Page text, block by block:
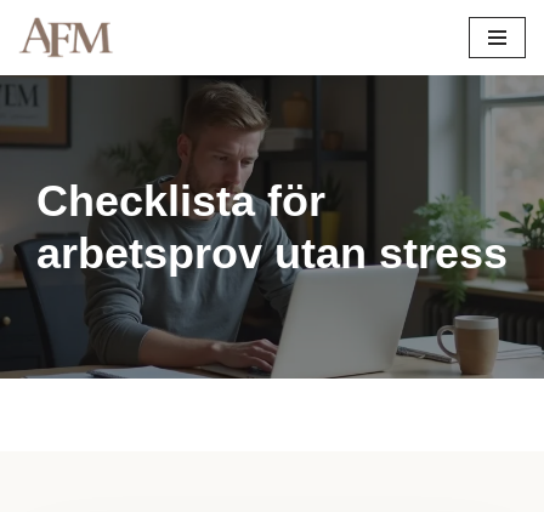
till
innehåll
Checklista för
arbetsprov utan stress